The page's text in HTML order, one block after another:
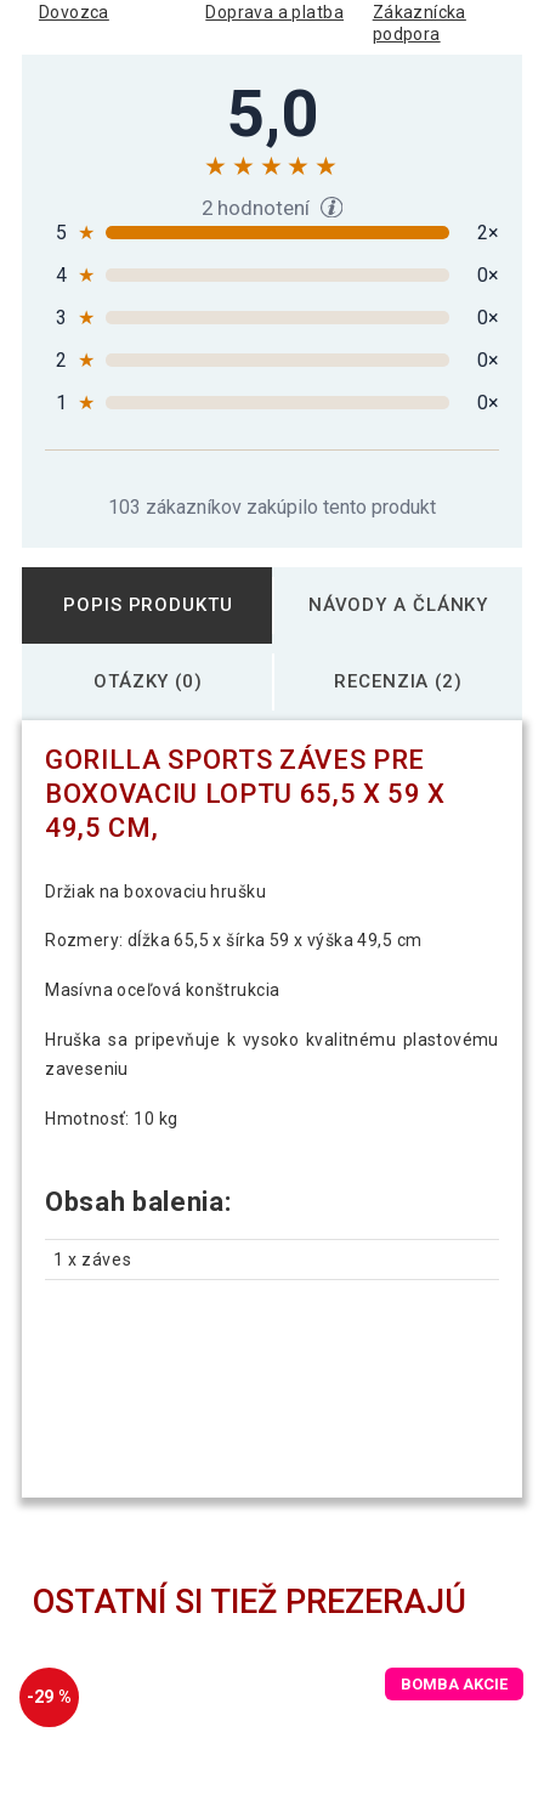
Dovozca Doprava a platba
Zákaznícka
podpora
5,0
2 hodnotení
5 ★
2×
4 ★
0×
3
★
0×
2 ★
0×
1
★ 0×
103 zákazníkov zakúpilo tento produkt
POPIS PRODUKTU NÁVODY A ČLÁNKY
OTÁZKY (0) RECENZIA (2)
GORILLA SPORTS ZÁVES PRE
BOXOVACIU LOPTU 65,5 X 59 X
49,5 CM,
Držiak na boxovaciu hrušku
Rozmery: dĺžka 65,5 x šírka 59 x výška 49,5 cm
Masívna oceľová konštrukcia
Hruška sa pripevňuje k vysoko kvalitnému plastovému
zaveseniu
Hmotnosť: 10 kg
Obsah balenia:
1 x záves
OSTATNÍ SI TIEŽ PREZERAJÚ
-29 %
BOMBA AKCIE